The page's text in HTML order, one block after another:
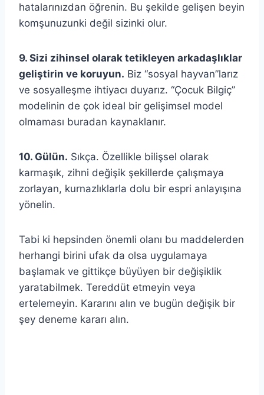
hatalarınızdan öğrenin. Bu şekilde gelişen beyin
komşunuzunki değil sizinki olur.
9. Sizi zihinsel olarak tetikleyen arkadaşlıklar
geliştirin ve koruyun. Biz “sosyal hayvan”larız
ve sosyalleşme ihtiyacı duyarız. “Çocuk Bilgiç”
modelinin de çok ideal bir gelişimsel model
olmaması buradan kaynaklanır.
10. Gülün. Sıkça. Özellikle bilişsel olarak
karmaşık, zihni değişik şekillerde çalışmaya
zorlayan, kurnazlıklarla dolu bir espri anlayışına
yönelin.
Tabi ki hepsinden önemli olanı bu maddelerden
herhangi birini ufak da olsa uygulamaya
başlamak ve gittikçe büyüyen bir değişiklik
yaratabilmek. Tereddüt etmeyin veya
ertelemeyin. Kararını alın ve bugün değişik bir
şey deneme kararı alın.